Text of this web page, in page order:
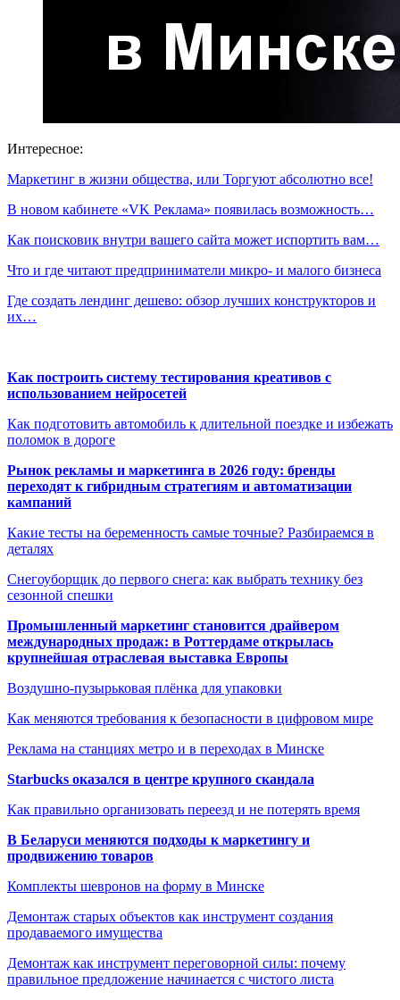
Интересное:
Маркетинг в жизни общества, или Торгуют абсолютно все!
В новом кабинете «VK Реклама» появилась возможность…
Как поисковик внутри вашего сайта может испортить вам…
Что и где читают предприниматели микро- и малого бизнеса
Где создать лендинг дешево: обзор лучших конструкторов и
их…
Как построить систему тестирования креативов с
использованием нейросетей
Как подготовить автомобиль к длительной поездке и избежать
поломок в дороге
Рынок рекламы и маркетинга в 2026 году: бренды
переходят к гибридным стратегиям и автоматизации
кампаний
Какие тесты на беременность самые точные? Разбираемся в
деталях
Снегоуборщик до первого снега: как выбрать технику без
сезонной спешки
Промышленный маркетинг становится драйвером
международных продаж: в Роттердаме открылась
крупнейшая отраслевая выставка Европы
Воздушно-пузырьковая плёнка для упаковки
Как меняются требования к безопасности в цифровом мире
Реклама на станциях метро и в переходах в Минске
Starbucks оказался в центре крупного скандала
Как правильно организовать переезд и не потерять время
В Беларуси меняются подходы к маркетингу и
продвижению товаров
Комплекты шевронов на форму в Минске
Демонтаж старых объектов как инструмент создания
продаваемого имущества
Демонтаж как инструмент переговорной силы: почему
правильное предложение начинается с чистого листа